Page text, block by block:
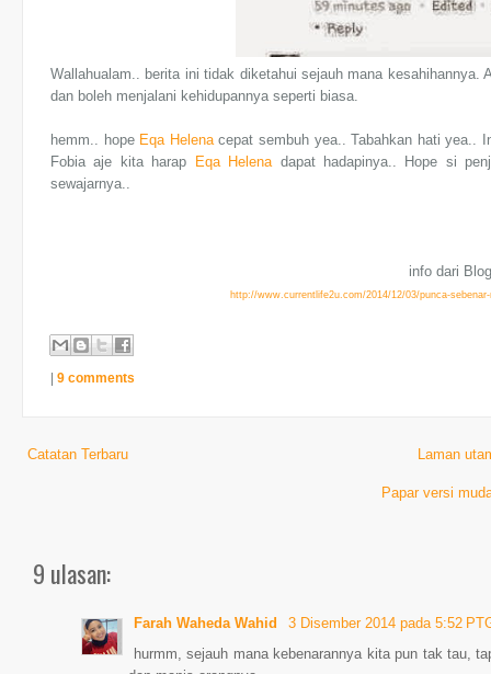
Wallahualam.. berita ini tidak diketahui sejauh mana
dan boleh menjalani kehidupannya seperti biasa.
hemm.. hope Eqa Helenacepat sembuh yea.. Tabahkan hati yea..
Fobia aje kita harap
Eqa Helenadapat hadapinya.. Hope si
sewajarnya..
info dari
http://www.currentlife2u.com/2014/12/03/punca-
| 9 comments
Catatan Terbaru Laman
Papar versi
9 ulasan:
Farah Waheda Wahid
3 Disember 2014 pada 5:52
hurmm, sejauh mana kebenarannya kita pun tak tau,